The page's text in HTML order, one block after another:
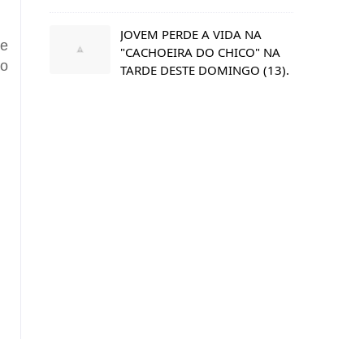
JOVEM PERDE A VIDA NA
"CACHOEIRA DO CHICO" NA
TARDE DESTE DOMINGO (13).